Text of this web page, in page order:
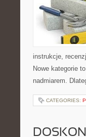
instrukcje,
Nowe kategorie
nadmiarem.
CATEGORIES: